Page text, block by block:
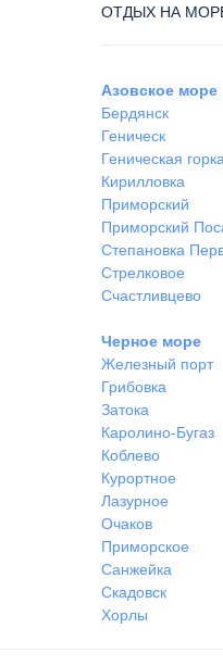
ОТДЫХ НА
Азовское море
Бердянск
Геническ
Геническая горка
Кирилловка
Приморский
Приморский
Степановка
Стрелковое
Счастливцево
Черное море
Железный порт
Грибовка
Затока
Каролино-Бугаз
Коблево
Курортное
Лазурное
Очаков
Приморское
Санжейка
Скадовск
Хорлы